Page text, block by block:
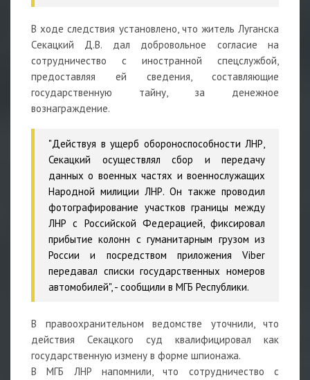
В ходе следствия установлено, что житель Луганска
Секацкий Д.В. дал добровольное согласие на
сотрудничество с иностранной спецслужбой,
предоставляя ей сведения, составляющие
государственную тайну, за денежное
вознаграждение.
"Действуя в ущерб обороноспособности ЛНР,
Секацкий осуществлял сбор и передачу
данных о военных частях и военнослужащих
Народной милиции ЛНР. Он также проводил
фотографирование участков границы между
ЛНР с Российской Федерацией, фиксировал
прибытие колонн с гуманитарным грузом из
России и посредством приложения Viber
передавал списки государственных номеров
автомобилей", - сообщили в МГБ Республики.
В правоохранительном ведомстве уточнили, что
действия Секацкого суд квалифицировал как
государственную измену в форме шпионажа.
В МГБ ЛНР напомнили, что сотрудничество с